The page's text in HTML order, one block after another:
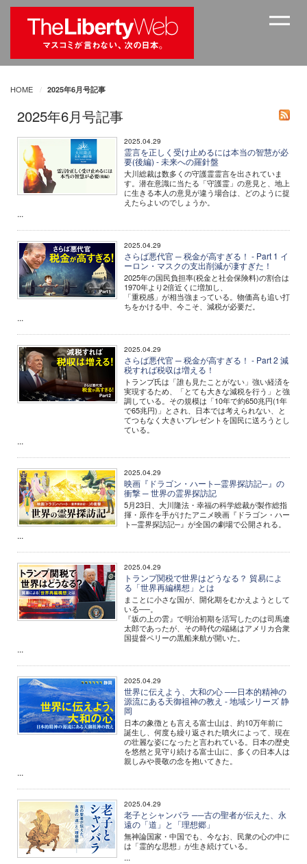
HOME 2025年6月号記事
2025年6月号記事
2025.04.29
霊言を正しく受け止めるには本当の智慧が必
要(後編) - 未来への羅針盤
大川総裁は数多くの守護霊霊言を出されていま
す。潜在意識に当たる「守護霊」の意見と、地上
に生きる本人の意見が違う場合は、どのように捉
えたらよいのでしょうか。
...
2025.04.29
さらば悪代官 ─ 税金が高すぎる！ - Part 1 イ
ーロン・マスクの支出削減が凄すぎた！
2025年の国民負担率(税金と社会保険料)の割合は
1970年より2倍近くに増加し、
「重税感」が相当強まっている。物価高も追い打
ちをかける中、今こそ、減税が必要だ。
...
2025.04.29
さらば悪代官 ─ 税金が高すぎる！ - Part 2 減
税すれば税収は増える！
トランプ氏は「誰も見たことがない」強い経済を
実現するため、「とても大きな減税を行う」と強
調している。その規模は「10年で約650兆円(1年
で65兆円)」とされ、日本では考えられない、と
てつもなく大きいプレゼントを国民に送ろうとし
ている。
...
2025.04.29
映画『ドラゴン・ハート─霊界探訪記─』の
衝撃 ─ 世界の霊界探訪記
5月23日、大川隆法・幸福の科学総裁が製作総指
揮・原作を手がけたアニメ映画『ドラゴン・ハー
ト─霊界探訪記─』が全国の劇場で公開される。
...
2025.04.29
トランプ関税で世界はどうなる？ 貿易によ
る「世界再編構想」とは
まことに小さな国が、開化期をむかえようとして
いる──。
『坂の上の雲』で明治初期を活写したのは司馬遼
太郎であったが、その時代の端緒はアメリカ合衆
国提督ペリーの黒船来航が開いた。
...
2025.04.29
世界に伝えよう、大和の心 ──日本的精神の
源流にある天御祖神の教え - 地域シリーズ 静
岡
日本の象徴とも言える富士山は、約10万年前に
誕生し、何度も繰り返された噴火によって、現在
の壮麗な姿になったと言われている。日本の歴史
を悠然と見守り続ける富士山に、多くの日本人は
親しみや畏敬の念を抱いてきた。
...
2025.04.29
老子とシャンバラ ──古の聖者が伝えた、永
遠の「道」と「理想郷」
無神論国家・中国でも、今なお、民衆の心の中に
は「霊的な思想」が生き続けている。
...